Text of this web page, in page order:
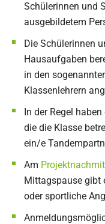
Schülerinnen und
ausgebildetem
Die Schülerinnen
Hausaufgaben
in den
Klassenlehrern
In der Regel
die die Klasse
ein/e
Am
Mittagspause gibt
oder sportliche